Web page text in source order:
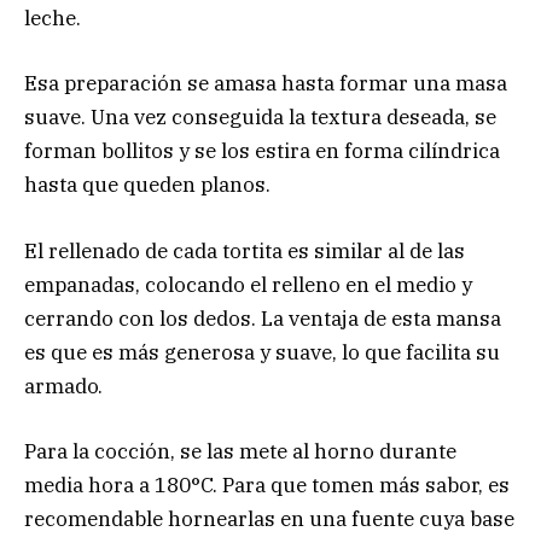
leche.
Esa preparación se amasa hasta formar una masa
suave. Una vez conseguida la textura deseada, se
forman bollitos y se los estira en forma cilíndrica
hasta que queden planos.
El rellenado de cada tortita es similar al de las
empanadas, colocando el relleno en el medio y
cerrando con los dedos. La ventaja de esta mansa
es que es más generosa y suave, lo que facilita su
armado.
Para la cocción, se las mete al horno durante
media hora a 180°C. Para que tomen más sabor, es
recomendable hornearlas en una fuente cuya base